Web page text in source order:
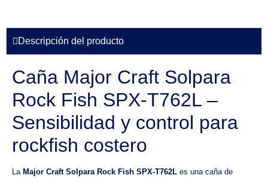
Descripción del producto
Caña Major Craft Solpara
Rock Fish SPX-T762L –
Sensibilidad y control para
rockfish costero
La Major Craft Solpara Rock Fish SPX-T762L es una caña de